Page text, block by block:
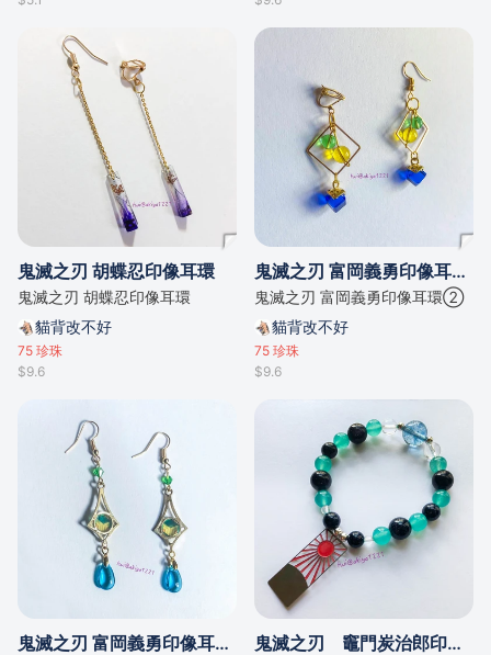
鬼滅之刃 胡蝶忍印像耳環
鬼滅之刃 胡蝶忍印像耳環
貓背改不好
75 珍珠
$9.6
鬼滅之刃 富岡義勇印像耳環②
鬼滅之刃 富岡義勇印像耳環②
貓背改不好
75 珍珠
$9.6
鬼滅之刃 富岡義勇印像耳環① 鬼滅之刃 竈門炭治郎印像珠鏈